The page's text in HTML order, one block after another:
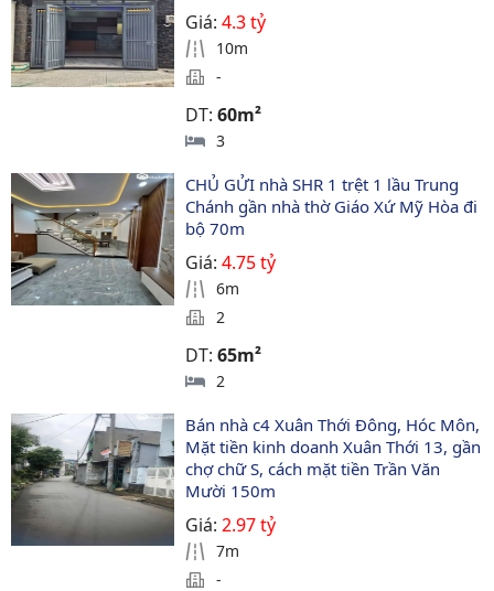
Giá:4.3 tỷ
10m
-
DT:60m²
3
CHỦ GỬI nhà SHR 1 trệt 1 lầu Trung
Chánh gần nhà thờ Giáo Xứ Mỹ Hòa đi
bộ 70m
Giá:4.75 tỷ
6m
2
DT:65m²
2
Bán nhà c4 Xuân Thới Đông, Hóc Môn,
Mặt tiền kinh doanh Xuân Thới 13, gần
chợ chữ S, cách mặt tiền Trần Văn
Mười 150m
Giá:2.97 tỷ
7m
-